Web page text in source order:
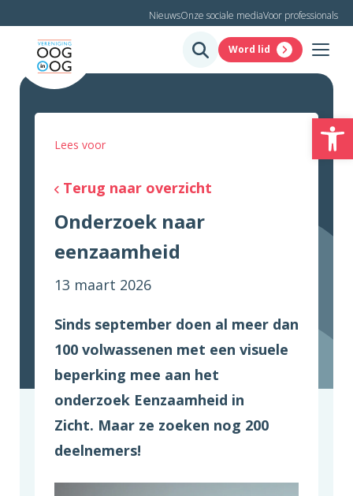
NieuwsOnze sociale mediaVoor professionals
Word lid
Lees voor
Terug naar overzicht
Onderzoek naar
eenzaamheid
13 maart 2026
Sinds september doen al meer dan
100 volwassenen met een visuele
beperking mee aan het
onderzoek Eenzaamheid in
Zicht. Maar ze zoeken nog 200
deelnemers!